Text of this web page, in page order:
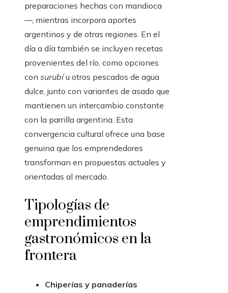
preparaciones hechas con mandioca
—, mientras incorpora aportes
argentinos y de otras regiones. En el
día a día también se incluyen recetas
provenientes del río, como opciones
con surubíu otros pescados de agua
dulce, junto con variantes de asado que
mantienen un intercambio constante
con la parrilla argentina. Esta
convergencia cultural ofrece una base
genuina que los emprendedores
transforman en propuestas actuales y
orientadas al mercado.
Tipologías de
emprendimientos
gastronómicos en la
frontera
Chiperías y panaderías